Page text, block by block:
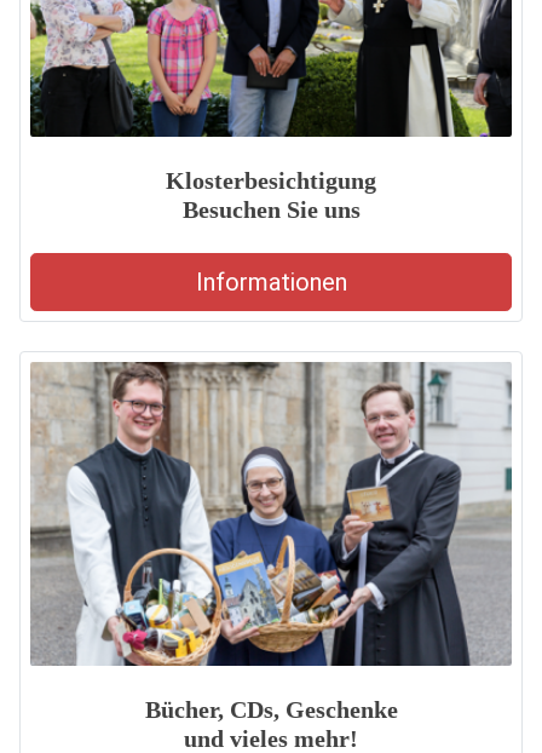
Klosterbesichtigung
Besuchen Sie uns
Informationen
Bücher, CDs, Geschenke
und vieles mehr!